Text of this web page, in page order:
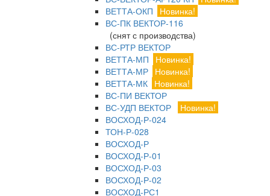
ВЕТТА-ОКП
Новинка!
ВС-ПК ВЕКТОР-116
(снят с производства)
ВС-РТР ВЕКТОР
ВЕТТА-МП
Новинка!
ВЕТТА-МР Новинка!
ВЕТТА-МК Новинка!
ВС-ПИ ВЕКТОР
ВС-УДП ВЕКТОР
Новинка!
ВОСХОД-Р-024
ТОН-Р-028
ВОСХОД-Р
ВОСХОД-Р-01
ВОСХОД-Р-03
ВОСХОД-Р-02
ВОСХОД-РС1